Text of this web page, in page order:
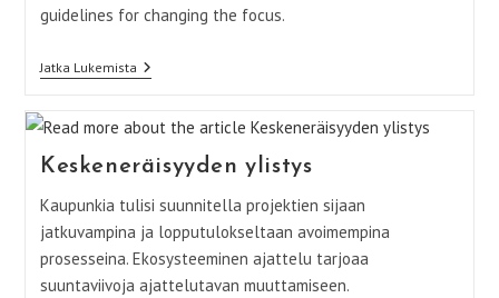
guidelines for changing the focus.
Jatka LukemistaOde
To
Work
In
Progress
Keskeneräisyyden ylistys
Kaupunkia tulisi suunnitella projektien sijaan
jatkuvampina ja lopputulokseltaan avoimempina
prosesseina. Ekosysteeminen ajattelu tarjoaa
suuntaviivoja ajattelutavan muuttamiseen.